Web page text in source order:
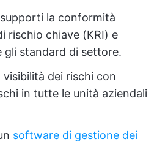
la conformità
rischio chiave (KRI) e
gli standard di settore.
dei rischi con
in tutte le unità aziendali
software di gestione dei